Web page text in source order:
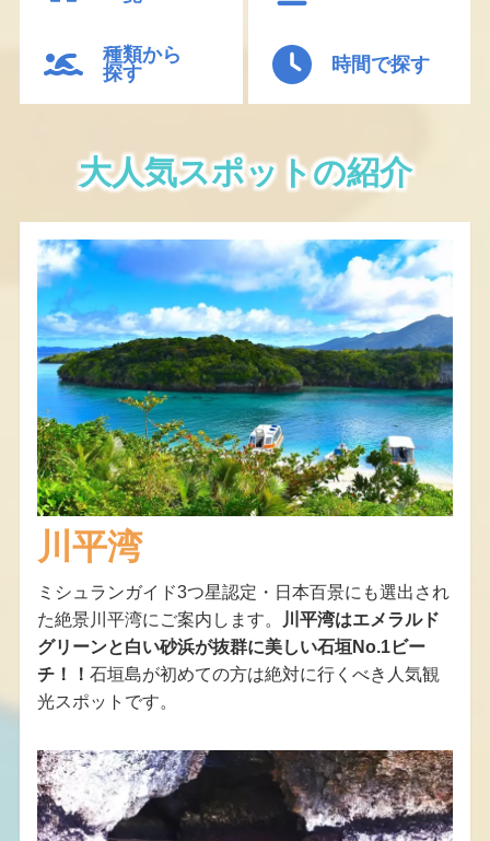
種類から
探す
時間で探す
大人気スポットの紹介
川平湾
ミシュランガイド3つ星認定・日本百景にも選出され
た絶景川平湾にご案内します。
川平湾はエメラルド
グリーンと白い砂浜が抜群に美しい石垣No.1ビー
チ！！石垣島が初めての方は絶対に行くべき人気観
光スポットです。